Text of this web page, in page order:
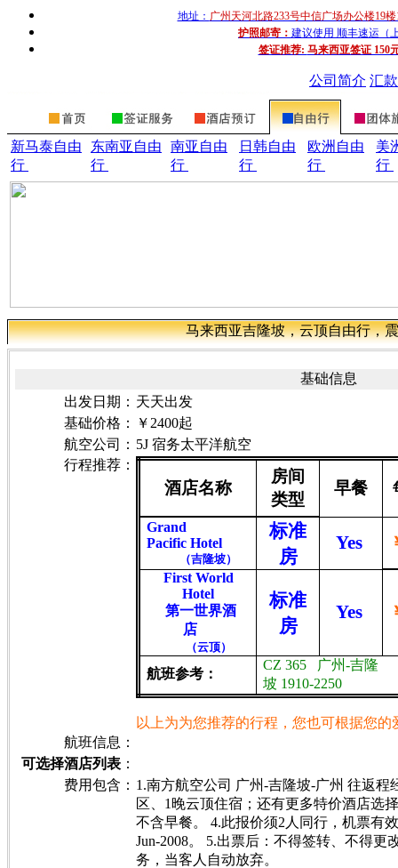
地址： 广州天河北路233号中信广场办公楼19
护照邮寄： 建议使用 顺丰速运（
签证推荐: 马来西亚签证 150
公司简介 汇
新马泰自由
行
东南亚自由
行
南亚自由
行
日韩自由
行
欧洲自由
行
美
行
马来西亚吉隆坡，云顶自由行，
基础信息
出发日期 ： 天天出发
基础价格 ：
￥2400起
航空公司： 5J 宿务太平洋航空
行程推荐：
酒店名称
房间
类型
早餐
Grand
Pacific Hotel
（吉隆坡）
标准
房
Yes
First World
Hotel
第一世界酒
店
（云顶）
标准
房
Yes
航班参考：
CZ 365 广州-吉隆
坡 1910-2250
以上为为您推荐的行程，您也可根据您
航班信息：
可选择酒店列表 ：
费用包含： 1.南方航空公司 广州-吉隆坡-广州 往返
区、1晚云顶住宿；还有更多特价酒店选
不含早餐。 4.此报价须2人同行，机票有
Jun-2008。 5.出票后：不得签转、不得
务，当客人自动放弃。